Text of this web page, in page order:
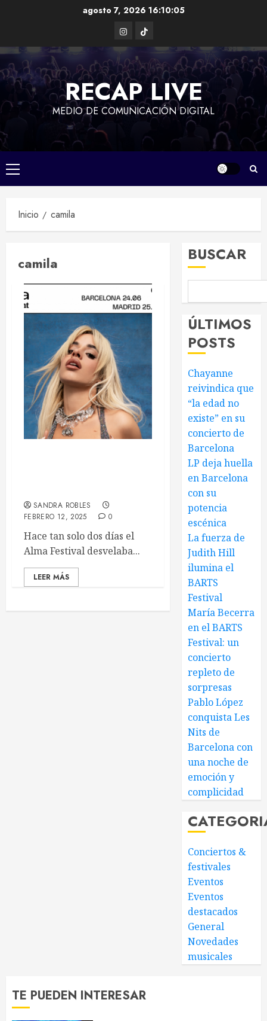
agosto 7, 2026 16:10:05
Instagram
TikTok
RECAP LIVE
MEDIO DE COMUNICACIÓN DIGITAL
Menú
principal
Inicio camila
camila
SANDRA ROBLES
FEBRERO 12, 2025
0
Hace tan solo dos días el
Alma Festival desvelaba...
LEER MÁS
BUSCAR
ÚLTIMOS
POSTS
Chayanne
reivindica que
“la edad no
existe” en su
concierto de
Barcelona
LP deja huella
en Barcelona
con su
potencia
escénica
La fuerza de
Judith Hill
ilumina el
BARTS
Festival
María Becerra
en el BARTS
Festival: un
concierto
repleto de
sorpresas
Pablo López
conquista Les
Nits de
Barcelona con
una noche de
emoción y
complicidad
Conciertos &
festivales
Eventos
Eventos
destacados
General
Novedades
musicales
TE PUEDEN INTERESAR